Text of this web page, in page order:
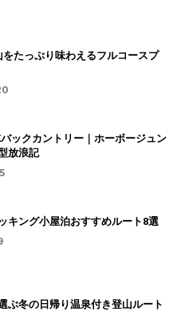
をたっぷり味わえるフルコースプ
ックカントリー｜ホーボージュン
放浪記
キング小屋泊おすすめルート8選
ぶ冬の日帰り温泉付き登山ルート